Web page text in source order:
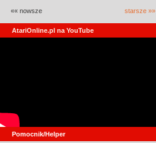
«« nowsze starsze »»
AtariOnline.pl na YouTube
Pomocnik/Helper